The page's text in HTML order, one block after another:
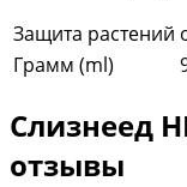
Защита растений
Грамм (ml)
Слизнеед
отзывы